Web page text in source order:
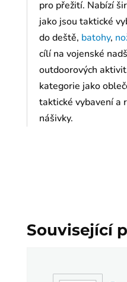
pro přežití. Nabízí
jako jsou taktické
do deště, batohy,
cílí na vojenské
outdoorových
kategorie jako
taktické vybavení a
nášivky.
Související